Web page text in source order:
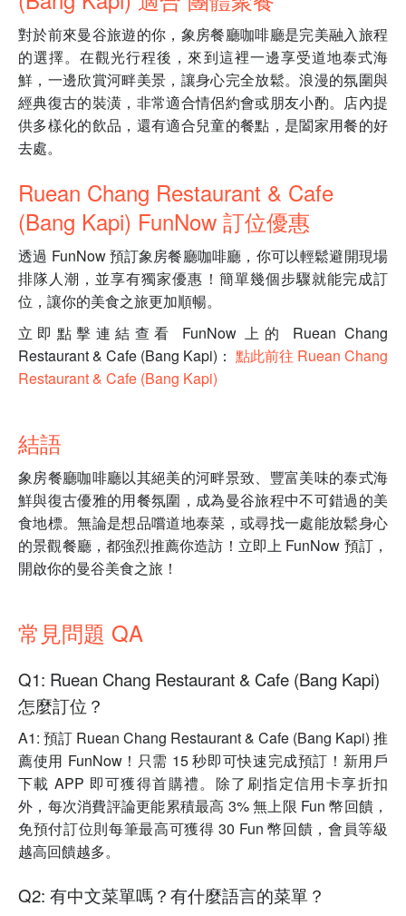
對於前來曼谷旅遊的你，象房餐廳咖啡廳是完美融入旅程
的選擇。在觀光行程後，來到這裡一邊享受道地泰式海
鮮，一邊欣賞河畔美景，讓身心完全放鬆。浪漫的氛圍與
經典復古的裝潢，非常適合情侶約會或朋友小酌。店內提
供多樣化的飲品，還有適合兒童的餐點，是闔家用餐的好
去處。
Ruean Chang Restaurant & Cafe
(Bang Kapi) FunNow 訂位優惠
透過 FunNow 預訂象房餐廳咖啡廳，你可以輕鬆避開現場
排隊人潮，並享有獨家優惠！簡單幾個步驟就能完成訂
位，讓你的美食之旅更加順暢。
立即點擊連結查看 FunNow 上的 Ruean Chang
Restaurant & Cafe (Bang Kapi)： 點此前往 Ruean Chang
Restaurant & Cafe (Bang Kapi)
結語
象房餐廳咖啡廳以其絕美的河畔景致、豐富美味的泰式海
鮮與復古優雅的用餐氛圍，成為曼谷旅程中不可錯過的美
食地標。無論是想品嚐道地泰菜，或尋找一處能放鬆身心
的景觀餐廳，都強烈推薦你造訪！立即上 FunNow 預訂，
開啟你的曼谷美食之旅！
常見問題 QA
Q1: Ruean Chang Restaurant & Cafe (Bang Kapi)
怎麼訂位？
A1: 預訂 Ruean Chang Restaurant & Cafe (Bang Kapi) 推
薦使用 FunNow！只需 15 秒即可快速完成預訂！新用戶
下載 APP 即可獲得首購禮。除了刷指定信用卡享折扣
外，每次消費評論更能累積最高 3% 無上限 Fun 幣回饋，
免預付訂位則每筆最高可獲得 30 Fun 幣回饋，會員等級
越高回饋越多。
Q2: 有中文菜單嗎？有什麼語言的菜單？